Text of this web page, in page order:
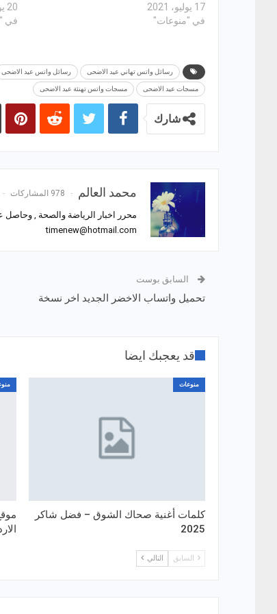
17 يوليو، 2021
في "منوعات"
20 يوليو، 2021
في
رسائل واتس تهاني عيد الاضحى رسائل واتس عيد الاضحى
مسجات عيد الاضحى مسجات واتس تهنئة عيد الاضحى
شارك
محمد العالم 978 المشاركات
محرر اخبار الرياضة والصحة , وحاصل
timenew@hotmail.com
السابق بوست
تحميل واتساب الاخضر الجديد اخر نسخة
قد يعجبك ايضا
منوعات
كلمات أغنية صحاك الشوق – فضل شاكر
2025
السابق التالي